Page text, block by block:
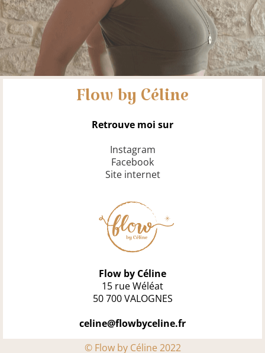
Flow by Céline
Retrouve moi sur
Instagram
Facebook
Site internet
Flow by Céline
15 rue Wéléat
50 700 VALOGNES
celine@flowbyceline.fr
© Flow by Céline 2022